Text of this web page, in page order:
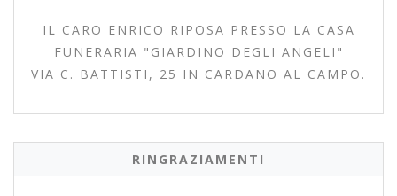
IL CARO ENRICO RIPOSA PRESSO LA CASA
FUNERARIA "GIARDINO DEGLI ANGELI"
VIA C. BATTISTI, 25 IN CARDANO AL CAMPO.
RINGRAZIAMENTI